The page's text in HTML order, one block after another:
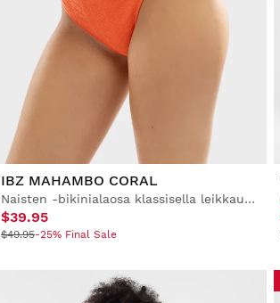
IBZ MAHAMBO CORAL
Naisten -bikinialaosa klassisella leikkauksella
$39.95
$49.95-25% Final Sale